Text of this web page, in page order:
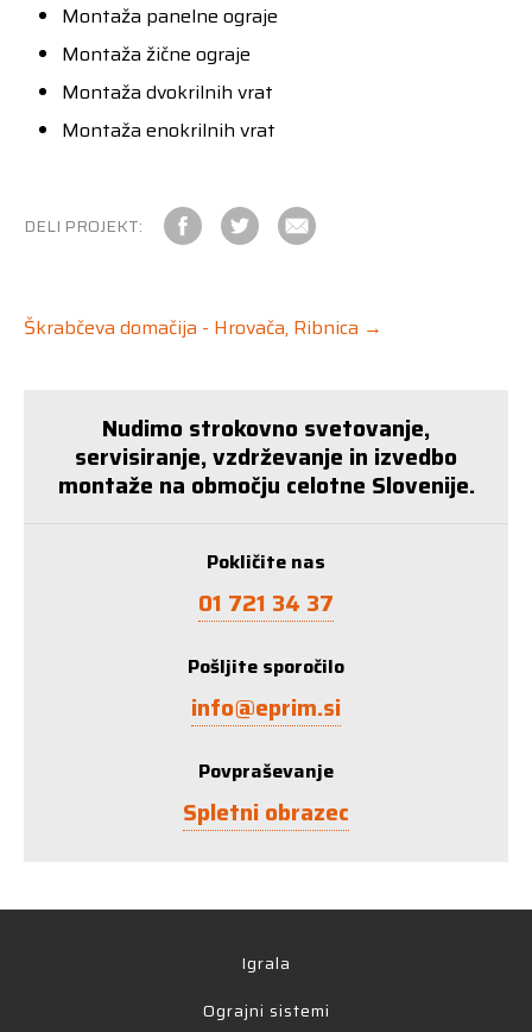
Montaža panelne ograje
Montaža žične ograje
Montaža dvokrilnih vrat
Montaža enokrilnih vrat
DELI PROJEKT:
Škrabčeva domačija - Hrovača, Ribnica →
Nudimo strokovno svetovanje,
servisiranje, vzdrževanje in izvedbo
montaže na območju celotne Slovenije.
Pokličite nas
01 721 34 37
Pošljite sporočilo
info@eprim.si
Povpraševanje
Spletni obrazec
Igrala
Ograjni sistemi